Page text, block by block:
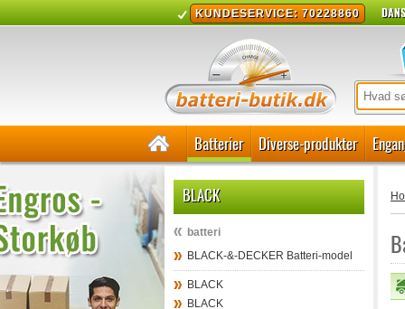
KUNDESERVICE: 70228860
Batterier Diverse-produkter
BLACK
batteri
BLACK-&-DECKER Batteri-model
BLACK
BLACK